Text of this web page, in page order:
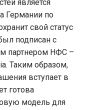
является
Германии по
свой статус
подписан с
партнером НФС –
Таким образом,
вступает в
готова
модель для